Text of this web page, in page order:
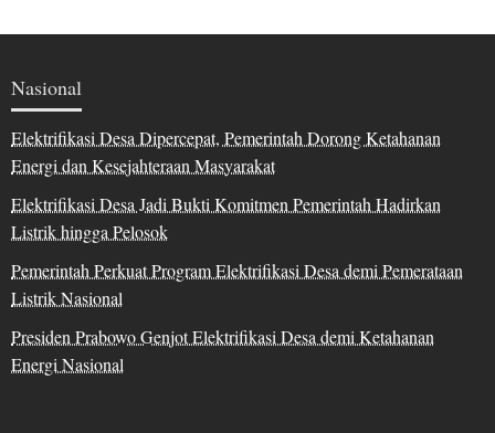
Nasional
Elektrifikasi Desa Dipercepat, Pemerintah Dorong Ketahanan
Energi dan Kesejahteraan Masyarakat
Elektrifikasi Desa Jadi Bukti Komitmen Pemerintah Hadirkan
Listrik hingga Pelosok
Pemerintah Perkuat Program Elektrifikasi Desa demi Pemerataan
Listrik Nasional
Presiden Prabowo Genjot Elektrifikasi Desa demi Ketahanan
Energi Nasional